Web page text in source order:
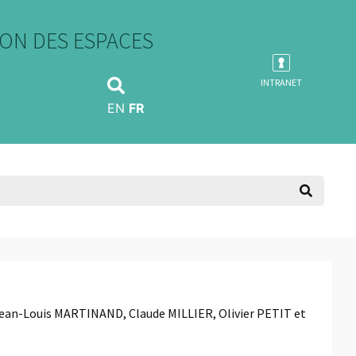
DES ESPACES
EN FR
INTRANET
Louis MARTINAND, Claude MILLIER, Olivier PETIT et